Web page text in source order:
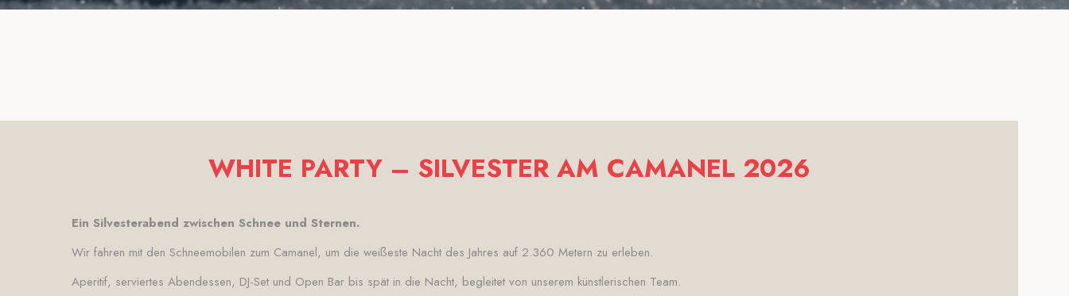
WHITE PARTY – SILVESTER AM CAMANEL 2026
Ein Silvesterabend zwischen Schnee und Sternen.
Wir fahren mit den Schneemobilen zum Camanel, um die weißeste Nacht des Jahres auf 2.360 Metern zu erleben.
Aperitif, serviertes Abendessen, DJ-Set und Open Bar bis spät in die Nacht, begleitet von unserem künstlerischen Team.